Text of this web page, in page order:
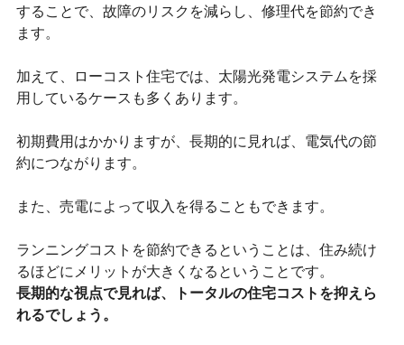
することで、故障のリスクを減らし、修理代を節約でき
ます。
加えて、ローコスト住宅では、太陽光発電システムを採
用しているケースも多くあります。
初期費用はかかりますが、長期的に見れば、電気代の節
約につながります。
また、売電によって収入を得ることもできます。
ランニングコストを節約できるということは、住み続け
るほどにメリットが大きくなるということです。
長期的な視点で見れば、トータルの住宅コストを抑えら
れるでしょう。